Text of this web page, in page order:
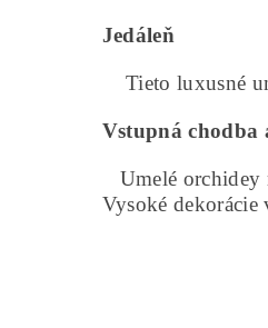
Jedáleň
Tieto luxusné
Vstupná chodba
Umelé orchidey
Vysoké